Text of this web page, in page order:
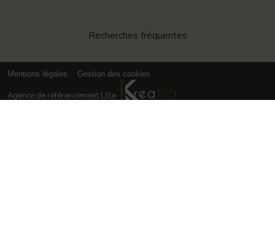
Recherches fréquentes
Mentions légales Gestion des cookies
Agence de référencement Lille